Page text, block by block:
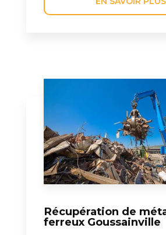
Récupération de
ferreux Goussainville